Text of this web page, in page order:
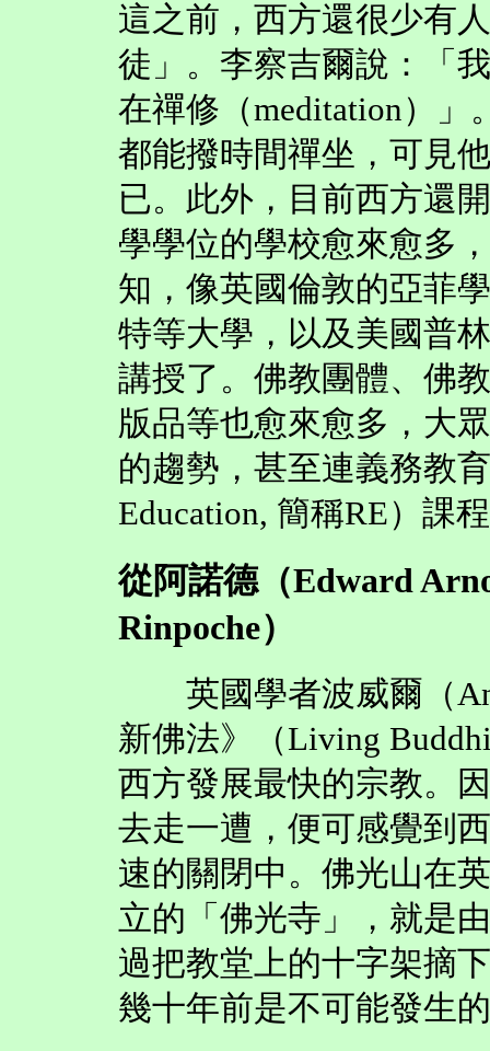
這之前，西方還很少有
徒」。李察吉爾說：「
在禪修（meditation）」
都能撥時間禪坐，可見
已。此外，目前西方還
學學位的學校愈來愈多
知，像英國倫敦的亞菲
特等大學，以及美國普
講授了。佛教團體、佛
版品等也愈來愈多，大
的趨勢，甚至連義務教
Education, 簡稱RE）課
從阿諾德（Edward
Rinpoche）
英國學者波威爾（
新佛法》（Living
西方發展最快的宗教。
去走一遭，便可感覺到
速的關閉中。佛光山在
立的「佛光寺」，就是
過把教堂上的十字架摘
幾十年前是不可能發生